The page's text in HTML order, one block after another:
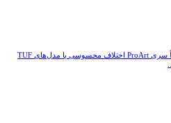
برای کارهای تدوین و طراحی، واقعاً سری ProArt اختلاف محسوسی با مدل‌های TUF